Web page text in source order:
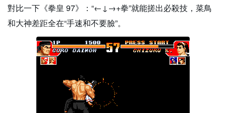
對比一下《拳皇 97》：“←↓→+拳”就能搓出必殺技，菜鳥
和大神差距全在“手速和不要臉”。